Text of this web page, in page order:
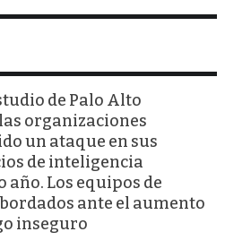
de Palo Alto
organizaciones
un ataque en sus
de inteligencia
Los equipos de
ante el aumento
inseguro